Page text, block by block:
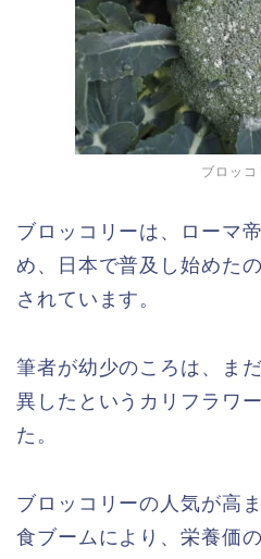
ブロッコ
ブロッコリーは、ローマ
め、日本で普及し始めた
されています。
筆者が幼少のころは、ま
異したというカリフラワ
た。
ブロッコリーの人気が高
食ブームにより、栄養価